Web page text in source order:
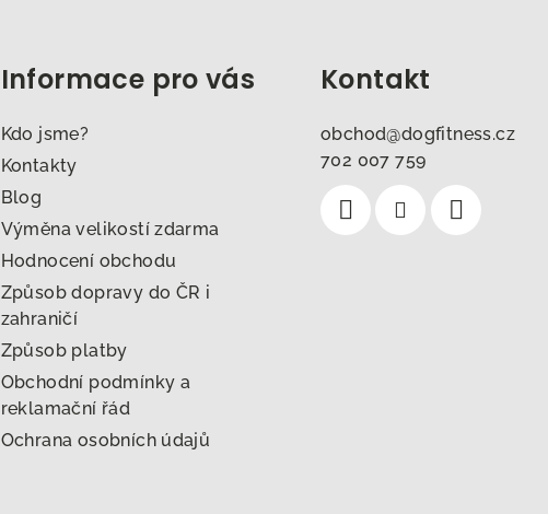
Informace pro vás
Kdo jsme?
Kontakty
Blog
Výměna velikostí zdarma
Hodnocení obchodu
Způsob dopravy do ČR i
zahraničí
Způsob platby
Obchodní podmínky a
reklamační řád
Ochrana osobních údajů
Kontakt
obchod@dogfitness.cz
702 007 759